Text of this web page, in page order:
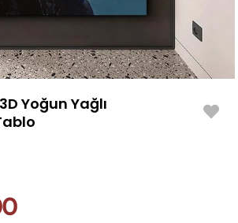
Yoğun Yağlı